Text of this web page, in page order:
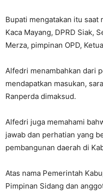
Bupati mengatakan itu
Kaca Mayang, DPRD Siak,
Merza, pimpinan OPD,
Alfedri menambahkan dari
mendapatkan masukan,
Ranperda dimaksud.
Alfedri juga memahami
jawab dan perhatian yang
pembangunan daerah di
Atas nama Pemerintah
Pimpinan Sidang dan